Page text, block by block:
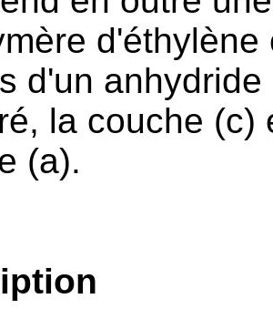
d'un
la couche (c)
(a).